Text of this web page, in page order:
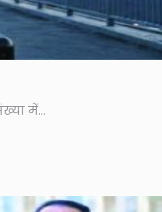
में...